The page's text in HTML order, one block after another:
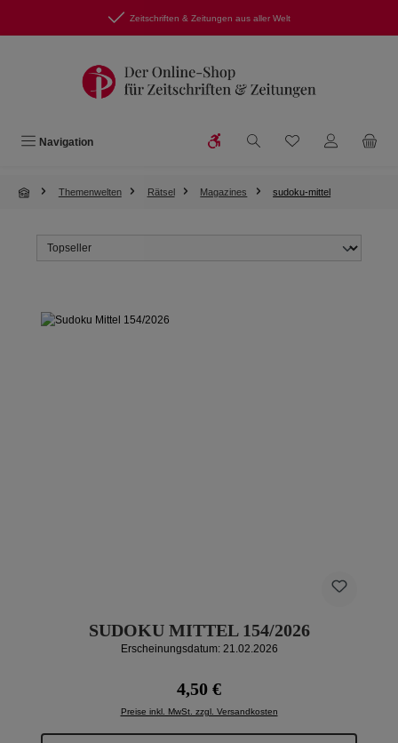
Zum Hauptinhalt springen Zeitschriften & Zeitungen aus aller Welt
Navigation Werkzeugleiste anzeigen
Du hast 0
Themenwelten Rätsel Magazines sudoku-mittel
SUDOKU MITTEL 154/2026
Erscheinungsdatum: 21.02.2026
Regulärer Preis:
4,50 €
Preise inkl. MwSt. zzgl. Versandkosten